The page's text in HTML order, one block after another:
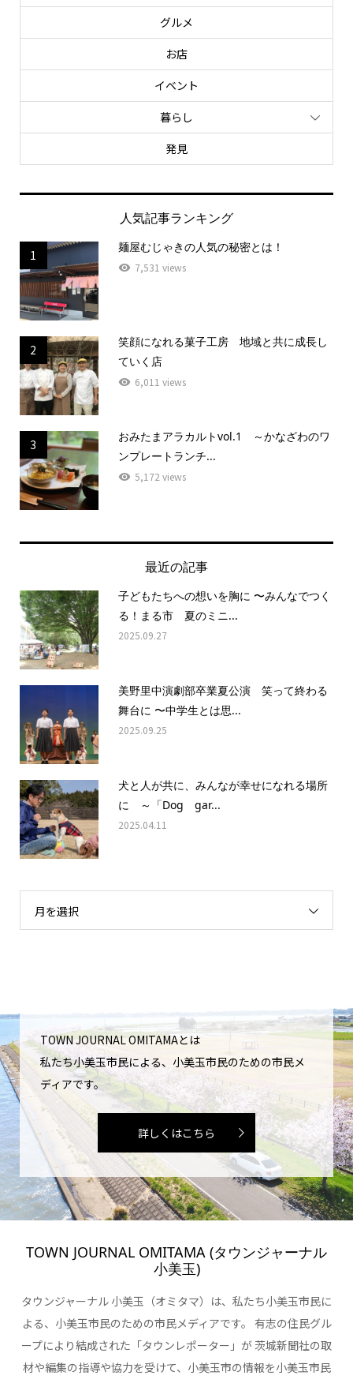
グルメ
お店
イベント
暮らし
発見
人気記事ランキング
1
麺屋むじゃきの人気の秘密とは！
7,531 views
2
笑顔になれる菓子工房 地域と共に成長し
ていく店
6,011 views
3
おみたまアラカルトvol.1 ～かなざわのワ
ンプレートランチ...
5,172 views
最近の記事
子どもたちへの想いを胸に 〜みんなでつく
る！まる市 夏のミニ...
2025.09.27
美野里中演劇部卒業夏公演 笑って終わる
舞台に 〜中学生とは思...
2025.09.25
犬と人が共に、みんなが幸せになれる場所
に ～「Dog gar...
2025.04.11
月を選択
TOWN JOURNAL OMITAMAとは
私たち小美玉市民による、小美玉市民のための市民メ
ディアです。
詳しくはこちら
TOWN JOURNAL OMITAMA (タウンジャーナル
小美玉)
タウンジャーナル 小美玉（オミタマ）は、私たち小美玉市民に
よる、小美玉市民のための市民メディアです。 有志の住民グル
ープにより結成された「タウンレポーター」が 茨城新聞社の取
材や編集の指導や協力を受けて、小美玉市の情報を小美玉市民